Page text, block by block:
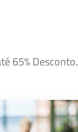
65% Desconto.